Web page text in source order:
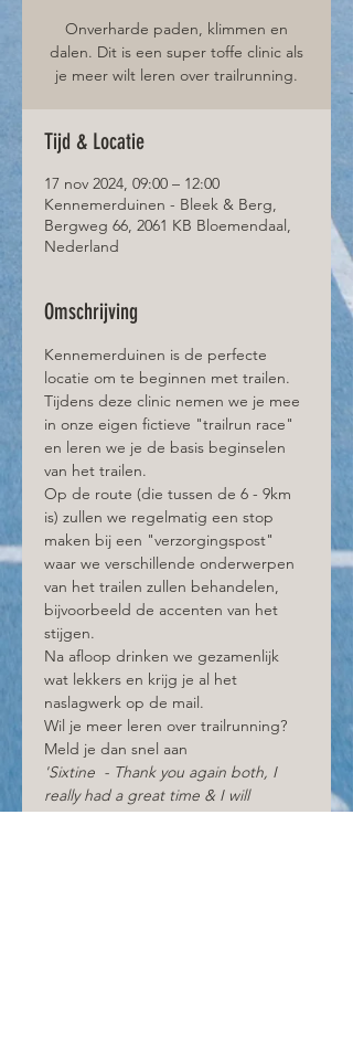
Onverharde paden, klimmen en
dalen. Dit is een super toffe clinic als
je meer wilt leren over trailrunning.
Tijd & Locatie
17 nov 2024, 09:00 – 12:00
Kennemerduinen - Bleek & Berg,
Bergweg 66, 2061 KB Bloemendaal,
Nederland
Omschrijving
Kennemerduinen is de perfecte
locatie om te beginnen met trailen.
Tijdens deze clinic nemen we je mee
in onze eigen fictieve "trailrun race"
en leren we je de basis beginselen
van het trailen.
Op de route (die tussen de 6 - 9km
is) zullen we regelmatig een stop
maken bij een "verzorgingspost"
waar we verschillende onderwerpen
van het trailen zullen behandelen,
bijvoorbeeld de accenten van het
stijgen.
Na afloop drinken we gezamenlijk
wat lekkers en krijg je al het
naslagwerk op de mail.
Wil je meer leren over trailrunning?
Meld je dan snel aan
'Sixtine  - Thank you again both, I
really had a great time & I will
definitely practice your tips :)'